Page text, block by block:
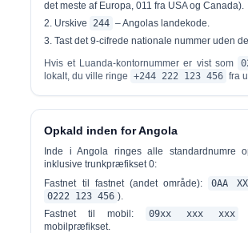
det meste af Europa, 011 fra USA og Canada).
Urskive
244 – Angolas landekode.
Tast det 9-cifrede nationale nummeruden
Hvis et Luanda-kontornummer er vist som
lokalt, du ville ringe +244 222 123 456 fra
Opkald inden for Angola
Inde i Angola ringes alle standardnumre
inklusive trunkpræfikset 0:
Fastnet til fastnet (andet område):
0AA
0222 123 456 ).
Fastnet til mobil:
09xx xxx xxx
mobilpræfikset.